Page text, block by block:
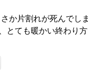
さか片割れが死んでし
とても暖かい終わり